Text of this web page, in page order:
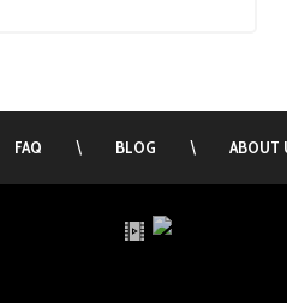
FAQ \ BLOG \ ABOUT